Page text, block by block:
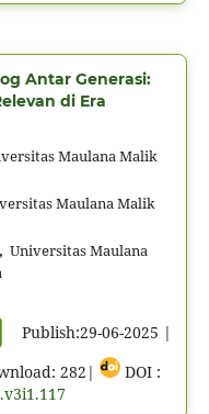
Antar Generasi:
di Era
Maulana Malik
Maulana Malik
Universitas Maulana
Publish:29-06-2025 |
282|
DOI :